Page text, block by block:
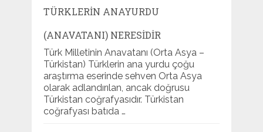
TÜRKLERIN ANAYURDU
(ANAVATANI) NERESIDIR
Türk Milletinin Anavatanı (Orta Asya –
Türkistan) Türklerin ana yurdu çoğu
araştırma eserinde sehven Orta Asya
olarak adlandırılan, ancak doğrusu
Türkistan coğrafyasıdır. Türkistan
coğrafyası batıda …